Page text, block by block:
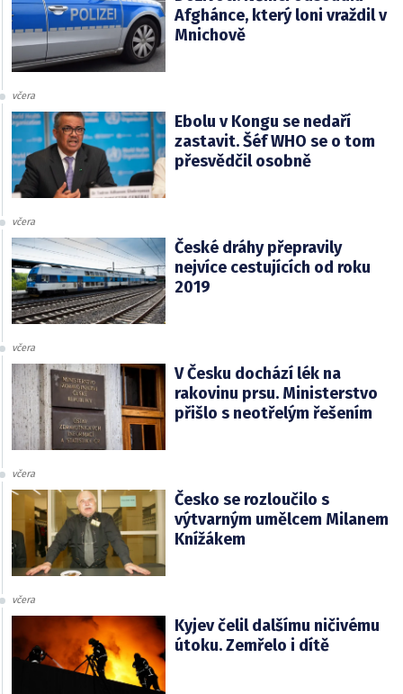
Afghánce, který loni vraždil v
Mnichově
včera
Ebolu v Kongu se nedaří
zastavit. Šéf WHO se o tom
přesvědčil osobně
včera
České dráhy přepravily
nejvíce cestujících od roku
2019
včera
V Česku dochází lék na
rakovinu prsu. Ministerstvo
přišlo s neotřelým řešením
včera
Česko se rozloučilo s
výtvarným umělcem Milanem
Knížákem
včera
Kyjev čelil dalšímu ničivému
útoku. Zemřelo i dítě